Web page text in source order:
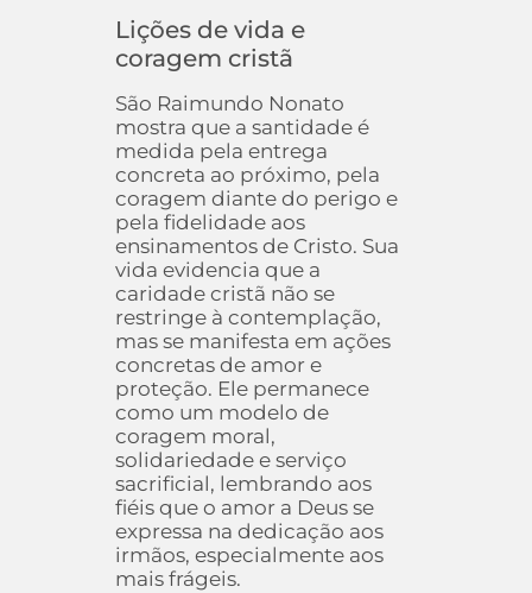
Lições de vida e
coragem cristã
São Raimundo Nonato
mostra que a santidade é
medida pela entrega
concreta ao próximo, pela
coragem diante do perigo e
pela fidelidade aos
ensinamentos de Cristo. Sua
vida evidencia que a
caridade cristã não se
restringe à contemplação,
mas se manifesta em ações
concretas de amor e
proteção. Ele permanece
como um modelo de
coragem moral,
solidariedade e serviço
sacrificial, lembrando aos
fiéis que o amor a Deus se
expressa na dedicação aos
irmãos, especialmente aos
mais frágeis.